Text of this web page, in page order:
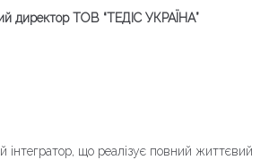
директор ТОВ “ТЕДІС УКРАЇНА”
що реалізує повний життєвий